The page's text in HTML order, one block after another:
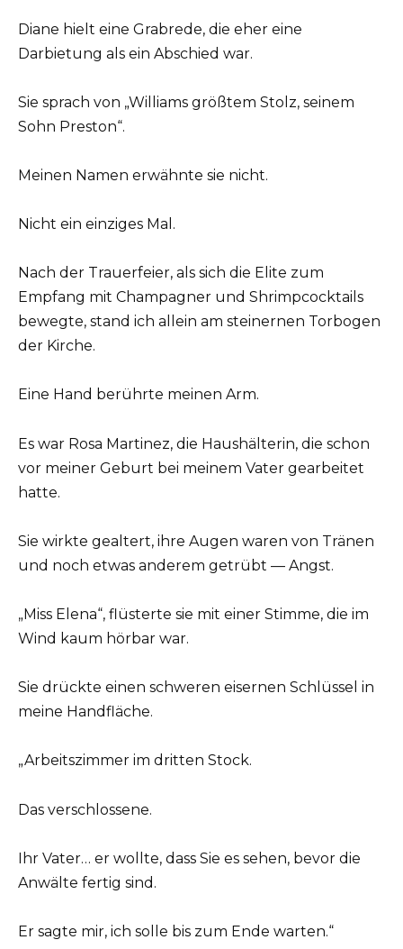
Diane hielt eine Grabrede, die eher eine
Darbietung als ein Abschied war.
Sie sprach von „Williams größtem Stolz, seinem
Sohn Preston“.
Meinen Namen erwähnte sie nicht.
Nicht ein einziges Mal.
Nach der Trauerfeier, als sich die Elite zum
Empfang mit Champagner und Shrimpcocktails
bewegte, stand ich allein am steinernen Torbogen
der Kirche.
Eine Hand berührte meinen Arm.
Es war Rosa Martinez, die Haushälterin, die schon
vor meiner Geburt bei meinem Vater gearbeitet
hatte.
Sie wirkte gealtert, ihre Augen waren von Tränen
und noch etwas anderem getrübt — Angst.
„Miss Elena“, flüsterte sie mit einer Stimme, die im
Wind kaum hörbar war.
Sie drückte einen schweren eisernen Schlüssel in
meine Handfläche.
„Arbeitszimmer im dritten Stock.
Das verschlossene.
Ihr Vater… er wollte, dass Sie es sehen, bevor die
Anwälte fertig sind.
Er sagte mir, ich solle bis zum Ende warten.“